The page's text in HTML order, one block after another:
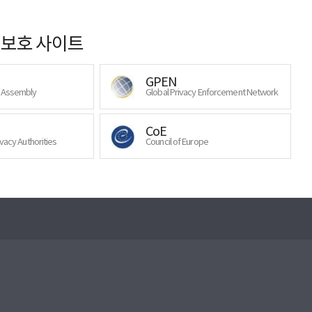
호 사이트
GPEN
Global Privacy Enforcement Network
Authorities
CoE
Council of Europe